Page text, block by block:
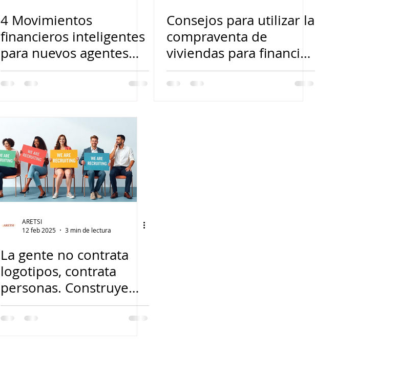
4 Movimientos
financieros inteligentes
para nuevos agentes
inmobiliarios
Consejos para utilizar la
compraventa de
viviendas para financiar
su educación
ARETSI
12 feb 2025
3 min de lectura
La gente no contrata
logotipos, contrata
personas. Construye
relaciones